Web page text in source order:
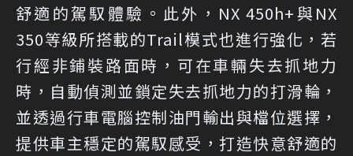
舒適的駕馭體驗。此外，NX 450h+與NX
350等級所搭載的Trail模式也進行強化，若
行經非鋪裝路面時，可在車輛失去抓地力
時，自動偵測並鎖定失去抓地力的打滑輪，
並透過行車電腦控制油門輸出與檔位選擇，
提供車主穩定的駕馭感受，打造快意舒適的